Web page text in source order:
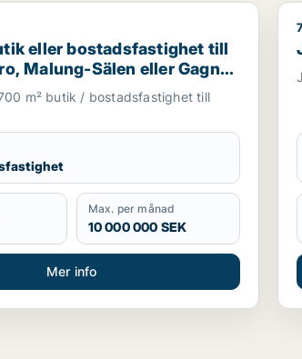
eller bostadsfastighet till salu i Vansbro,
eller bostadsfastighet till
Malung-Sälen eller Gagnef
m² butik / bostadsfastighet till
Max. per månad
10 000 000 SEK
Mer info